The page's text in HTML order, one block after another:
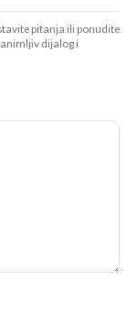
pitanja ili ponudite
dijalog i